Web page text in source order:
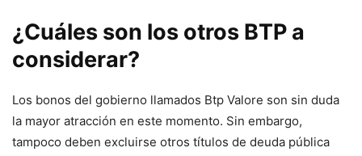
¿Cuáles son los otros BTP a
considerar?
Los bonos del gobierno llamados Btp Valore son sin duda
la mayor atracción en este momento. Sin embargo,
tampoco deben excluirse otros títulos de deuda pública